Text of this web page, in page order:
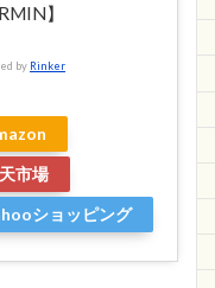
】
by Rinker
市場
ショッピング